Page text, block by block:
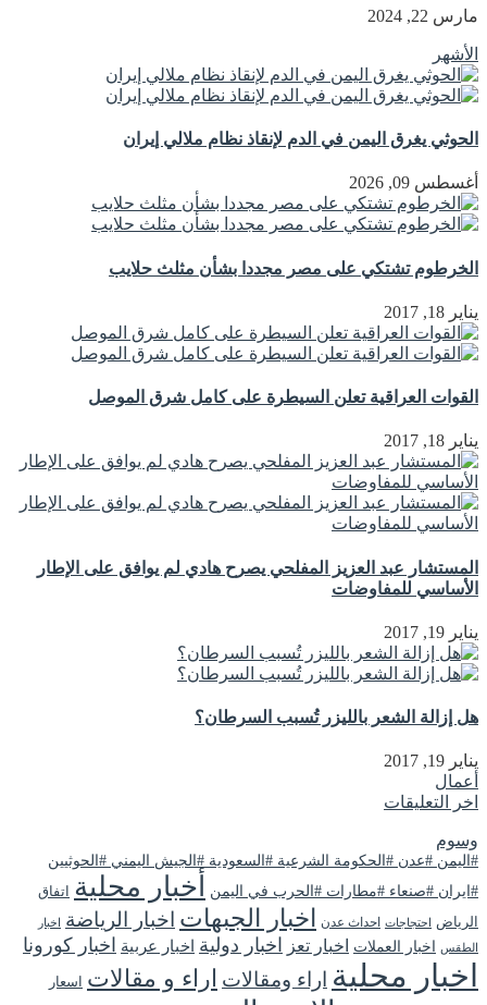
مارس 22, 2024
الأشهر
الحوثي يغرق اليمن في الدم لإنقاذ نظام ملالي إيران
أغسطس 09, 2026
الخرطوم تشتكي على مصر مجددا بشأن مثلث حلايب
يناير 18, 2017
القوات العراقية تعلن السيطرة على كامل شرق الموصل
يناير 18, 2017
المستشار عبد العزيز المفلحي يصرح هادي لم يوافق على الإطار
الأساسي للمفاوضات
يناير 19, 2017
هل إزالة الشعر بالليزر تُسبب السرطان؟
يناير 19, 2017
أعمال
اخر التعليقات
وسوم
#اليمن #عدن #الحكومة الشرعية #السعودية #الجيش اليمني #الحوثيين
#ايران #صنعاء #مطارات #الحرب في اليمن
أخبار محلية
اتفاق
الرياض
احتجاجات احداث عدن اخبار الجبهات اخبار الرياضة
اخبار
الطقس
اخبار العملات اخبار تعز اخبار دولية اخبار عربية اخبار كورونا
اخبار محلية اراء ومقالات اراء و مقالات اسعار